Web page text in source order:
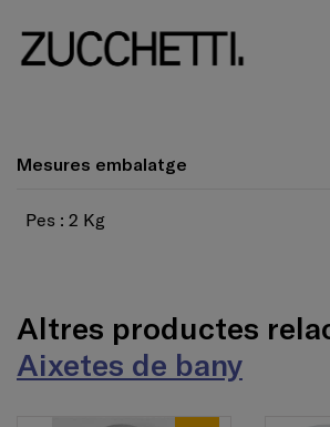
Mesures embalatge
Pes : 2 Kg
Altres productes
Aixetes de bany